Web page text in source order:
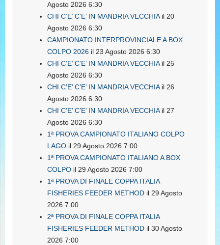
Agosto 2026 6:30
CHI C’E’ C’E’ IN MANDRIA VECCHIAil 20
Agosto 2026 6:30
CAMPIONATO INTERPROVINCIALE A BOX
COLPO 2026 il 23 Agosto 2026 6:30
CHI C’E’ C’E’ IN MANDRIA VECCHIAil 25
Agosto 2026 6:30
CHI C’E’ C’E’ IN MANDRIA VECCHIAil 26
Agosto 2026 6:30
CHI C’E’ C’E’ IN MANDRIA VECCHIAil 27
Agosto 2026 6:30
1ª PROVA CAMPIONATO ITALIANO COLPO
LAGO il 29 Agosto 2026 7:00
1ª PROVA CAMPIONATO ITALIANO A BOX
COLPO il 29 Agosto 2026 7:00
1ª PROVA DI FINALE COPPA ITALIA
FISHERIES FEEDER METHOD il 29 Agosto
2026 7:00
2ª PROVA DI FINALE COPPA ITALIA
FISHERIES FEEDER METHOD il 30 Agosto
2026 7:00